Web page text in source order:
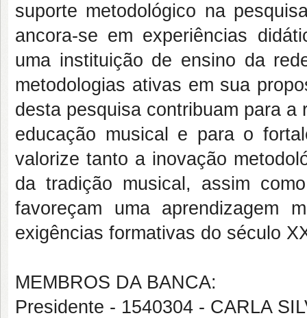
suporte metodológico na
ancora-se em experiências
uma instituição de ensino da
metodologias ativas em sua
desta pesquisa contribuam para
educação musical e para o
valorize tanto a inovação
da tradição musical, assim
favoreçam uma aprendizagem
exigências formativas do século
MEMBROS DA BANCA:
Presidente - 1540304 - CARLA